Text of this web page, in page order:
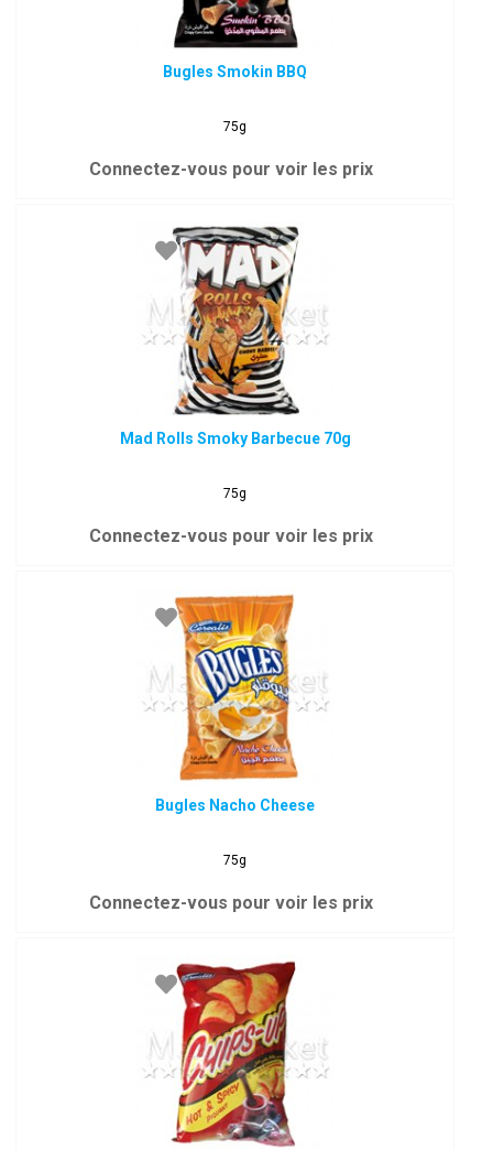
Bugles Smokin BBQ
75g
Connectez-vous pour voir les prix
Mad Rolls Smoky Barbecue 70g
75g
Connectez-vous pour voir les prix
Bugles Nacho Cheese
75g
Connectez-vous pour voir les prix